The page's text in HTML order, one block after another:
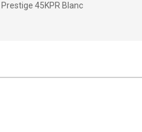
Prestige 45KPR Blanc